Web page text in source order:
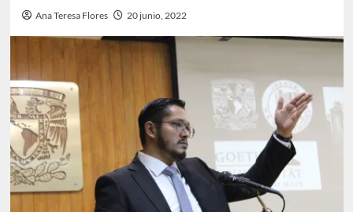
Ana Teresa Flores 20 junio, 2022